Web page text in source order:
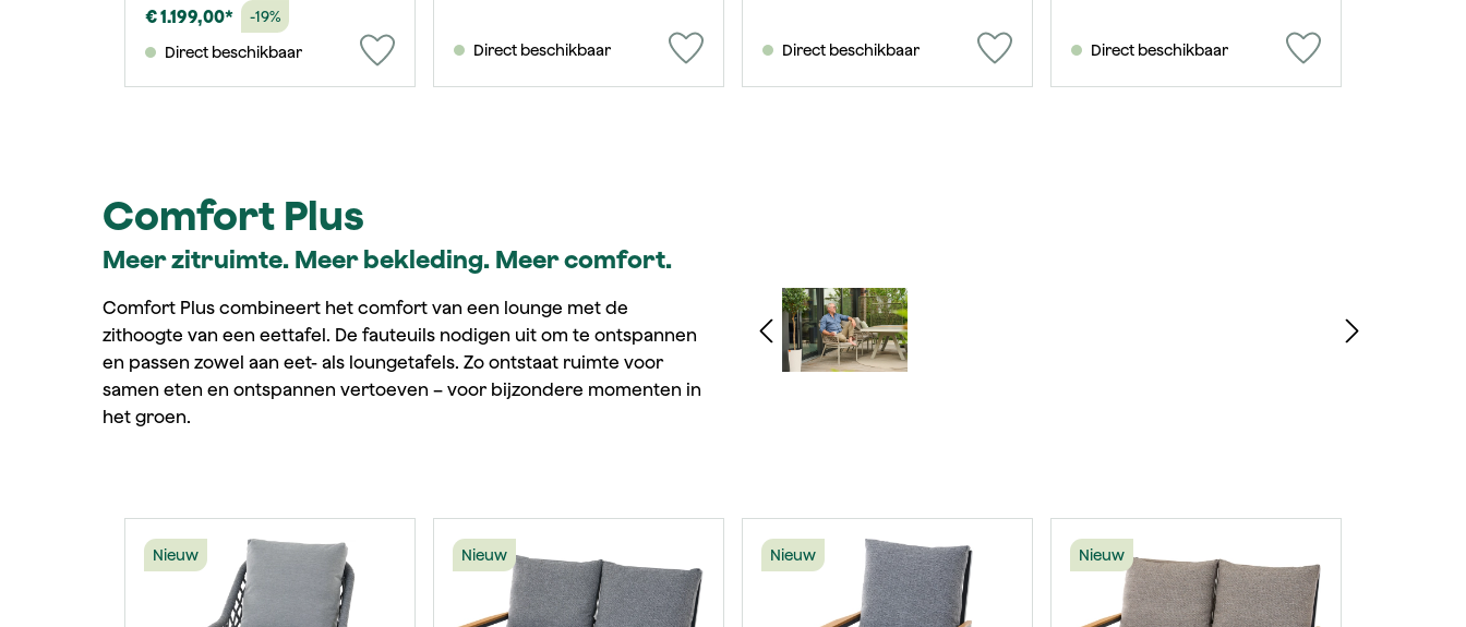
€ 1.199,00*
-19%
Direct beschikbaar Direct beschikbaar Direct beschikbaar Direct beschikbaar
Comfort Plus
Meer zitruimte. Meer bekleding. Meer comfort.
Comfort Plus combineert het comfort van een lounge met de
zithoogte van een eettafel. De fauteuils nodigen uit om te ontspannen
en passen zowel aan eet- als loungetafels. Zo ontstaat ruimte voor
samen eten en ontspannen vertoeven – voor bijzondere momenten in
het groen.
Afbeeldingengalerij overslaan
Nieuw Nieuw Nieuw Nieuw